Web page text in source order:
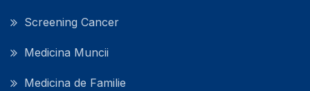
Screening Cancer
Medicina Muncii
Medicina de Familie